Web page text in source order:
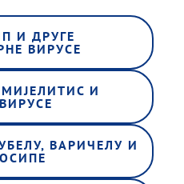
И ДРУГЕ
ВИРУСЕ
И
ВАРИЧЕЛУ И